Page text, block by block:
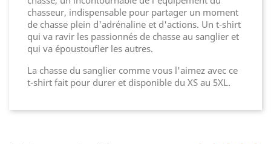
chasseur, indispensable pour partager un moment
de chasse plein d'adrénaline et d'actions. Un t-shirt
qui va ravir les passionnés de chasse au sanglier et
qui va époustoufler les autres.
La chasse du sanglier comme vous l'aimez avec ce
t-shirt fait pour durer et disponible du XS au 5XL.